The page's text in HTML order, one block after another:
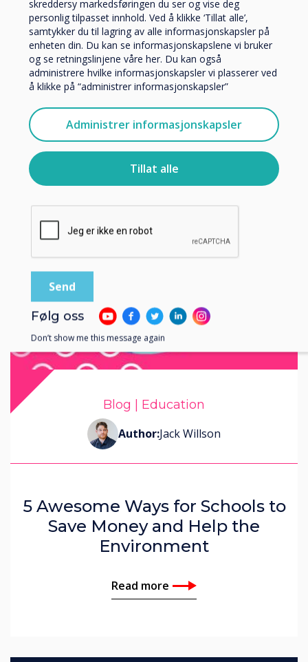
5 Super Effective Tips to Boost
Learning Outcomes with
Interactive Panels
Read more
Blog | Education
Author:Jack Willson
5 Awesome Ways for Schools to
Save Money and Help the
Environment
Read more
skreddersy markedsføringen du ser og vise deg
personlig tilpasset innhold. Ved å klikke ‘Tillat alle’,
samtykker du til lagring av alle informasjonskapsler på
enheten din. Du kan se informasjonskapslene vi bruker
og se retningslinjene våre her. Du kan også
administrere hvilke informasjonskapsler vi plasserer ved
å klikke på “administrer informasjonskapsler”
Administrer informasjonskapsler
Tillat alle
Selskapets navn
Vi vil gjerne kontakte deg angående våre produkter og
tjenester via e-post, telefon eller post.
Jeg godtar å motta kommunikasjon fra
Clevertouch.
For informasjon om hvordan vi samler inn og bruker
personopplysningene dine, se vår
personvernerklæring.
Ved å klikke på send gir du samtykke til Clevertouch til å
Følg oss
Don’t show me this message again